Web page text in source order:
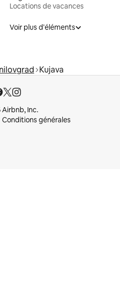
Locations de vacances
Voir plus d'éléments
Kujava
Inc.
Conditions générales